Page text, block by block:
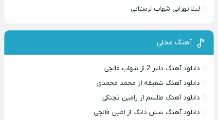
لیلا تهرانی شهاب لرستانی
آهنگ محلی
دانلود آهنگ دلبر 2 از شهاب فالجی
دانلود آهنگ شقیقه از محمد محمدی
دانلود آهنگ طلسم از رامین تجنگی
دانلود آهنگ شش دانگ از امین فالجی